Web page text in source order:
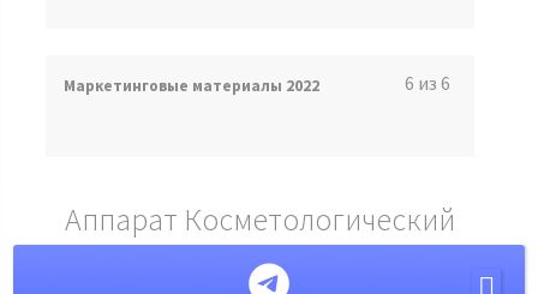
6 из 6
Маркетинговые материалы 2022
Аппарат Косметологический
комбайн NOVA NV-1608A